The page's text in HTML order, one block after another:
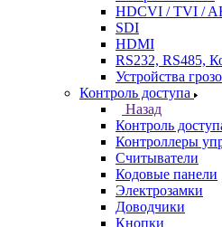
HDCVI / TVI /
SDI
HDMI
RS232, RS485,
Устройства
Контроль доступа
Назад
Контроль
Контроллеры
Считыватели
Кодовые панели
Электрозамки
Доводчики
Кнопки